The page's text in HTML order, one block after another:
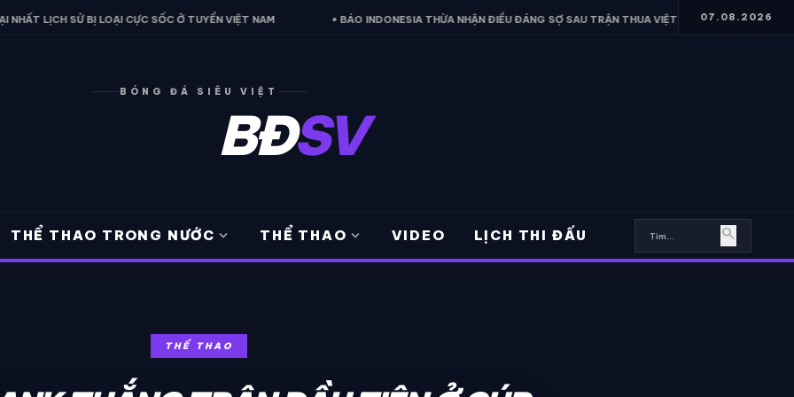
BỊ LOẠI CỰC SỐC Ở TUYỂN VIỆT NAM • BÁO INDONESIA THỪA NHẬN ĐIỀU ĐÁNG SỢ SAU TRẬN THUA VIỆT NAM • FERRAN
07.08.2026
BÓNG ĐÁ SIÊU VIỆT
BĐSV
THỂ THAO TRONG NƯỚC expand_more THỂ THAO expand_more VIDEO LỊCH THI ĐẤU search
THỂ THAO